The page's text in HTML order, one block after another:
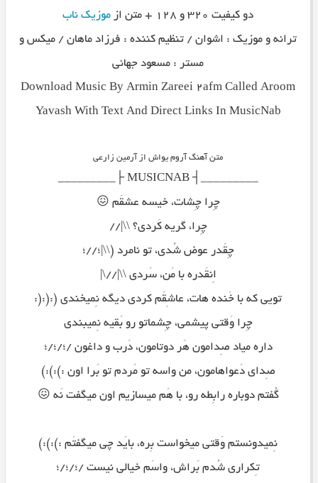
دو کیفیت ۳۲۰ و ۱۲۸ + متن از
موزیک ناب
ترانه و موزیک : اشوان / تنظیم کننده : فرزاد ماهان / میکس و
مستر : مسعود جهانی
Download Music By Armin Zareei 2afm Called Aroom
Yavash With Text And Direct Links In MusicNab
متن آهنگ آروم یواش از آرمین زارعی
_________┤ MUSICNAB ├_________
چِرا چِشات، خیسه عشقَم 😖
چِرا، گریه کَردی؟ \\|//
چِقَدر عوض شُدی، تو نامرد (\\|؛//؛
اِنقَدره با مَن، سَردی \\|//\|
تویی که با خَنده هات، عاشِقَم کردی دیگه نِمیخندی (:(:(:
چِرا وَقتی پیشمی، چِشماتو رو بَقیه نِمیبندی
داره میاد صِدامون هَر دوتامون، دَرب و داغون /؛/؛/؛
صِدای دَعواهامون، من واسه تو مَردم تو بَرا اون :):):)
گُفتم دوباره رابِطه رو، با هَم میسازیم اون میگفت نَه 😖
نِمیدونستم وَقتی میخواست بِره، بایَد چی میگفتَم :):):)
تِکراری شُدم بَراش، واسَم خیالی نیست /؛/؛/؛